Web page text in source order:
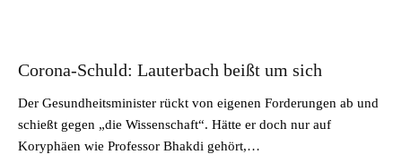
Corona-Schuld: Lauterbach beißt um sich
Der Gesundheitsminister rückt von eigenen Forderungen ab und
schießt gegen „die Wissenschaft“. Hätte er doch nur auf
Koryphäen wie Professor Bhakdi gehört,…